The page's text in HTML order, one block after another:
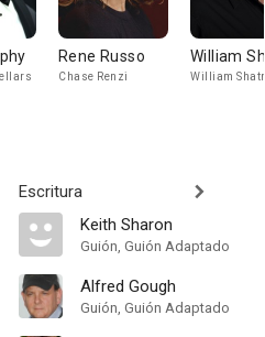
Rene Russo
Chase Renzi
William
William
Escritura
Keith Sharon
Guión, Guión Adaptado
Alfred Gough
Guión, Guión Adaptado